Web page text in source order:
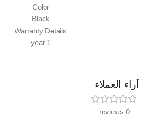
Color
Black
Warranty Details
1 year
آراء العملاء
0 reviews